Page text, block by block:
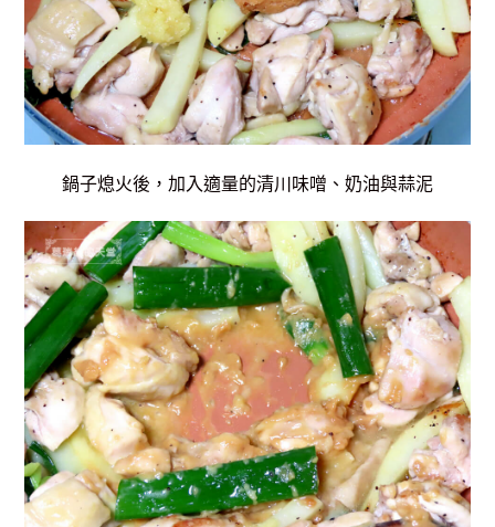
鍋子熄火後，加入適量的清川味噌、奶油與蒜泥